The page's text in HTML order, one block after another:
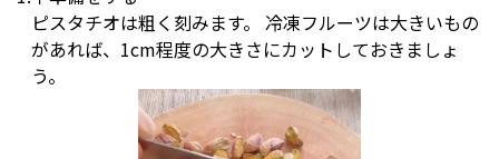
ピスタチオは粗く刻みます。 冷凍フルーツは大きいもの
があれば、1cm程度の大きさにカットしておきましょ
う。